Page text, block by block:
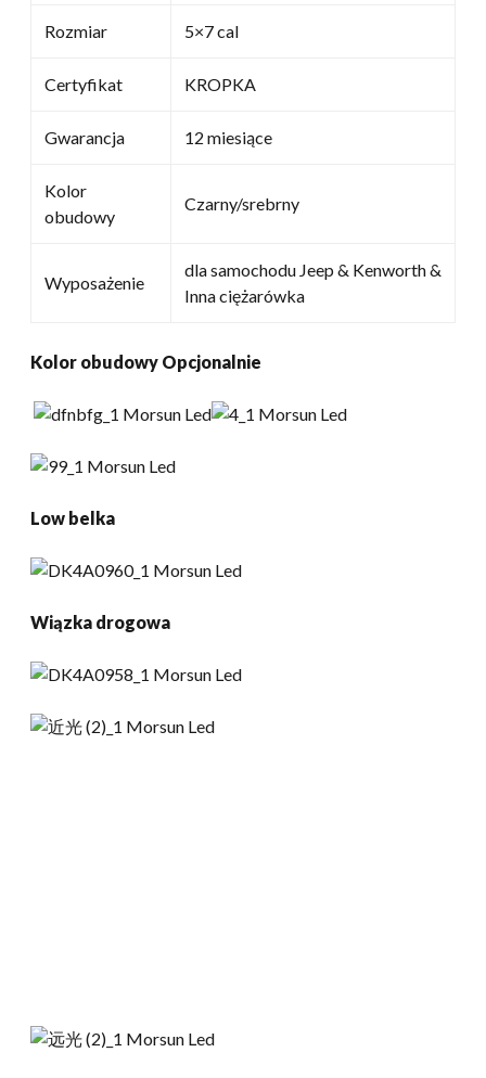
Rozmiar 5×7 cal
Certyfikat KROPKA
Gwarancja 12 miesiące
Kolor
obudowy
Czarny/srebrny
Wyposażenie
dla samochodu Jeep & Kenworth &
Inna ciężarówka
Kolor obudowy Opcjonalnie
Low belka
Wiązka drogowa